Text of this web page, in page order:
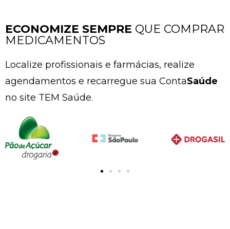
ECONOMIZE SEMPRE QUE COMPRAR
MEDICAMENTOS
Localize profissionais e farmácias, realize
agendamentos e recarregue sua ContaSaúde
no site TEM Saúde.